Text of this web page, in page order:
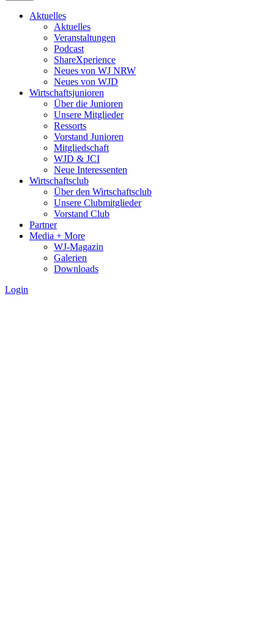
Aktuelles
Aktuelles
Veranstaltungen
Podcast
ShareXperience
Neues von WJ NRW
Neues von WJD
Wirtschaftsjunioren
Über die Junioren
Unsere Mitglieder
Ressorts
Vorstand Junioren
Mitgliedschaft
WJD & JCI
Neue Interessenten
Wirtschaftsclub
Über den Wirtschaftsclub
Unsere Clubmitglieder
Vorstand Club
Partner
Media + More
WJ-Magazin
Galerien
Downloads
Login